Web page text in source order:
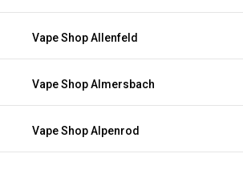
Vape Shop Allenfeld
Vape Shop Almersbach
Vape Shop Alpenrod